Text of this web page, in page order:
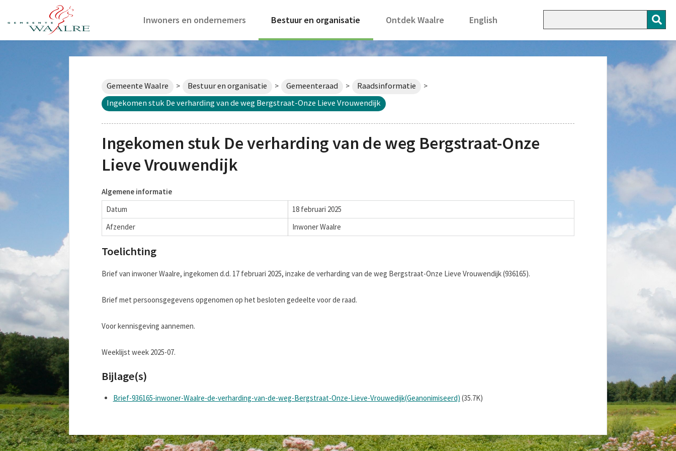
Inwoners en ondernemers Bestuur en organisatie Ontdek Waalre English
Gemeente Waalre > Bestuur en organisatie > Gemeenteraad > Raadsinformatie >
Ingekomen stuk De verharding van de weg Bergstraat-Onze Lieve Vrouwendijk
Ingekomen stuk De verharding van de weg Bergstraat-Onze
Lieve Vrouwendijk
Algemene informatie
Datum
18 februari 2025
Afzender
Inwoner Waalre
Toelichting
Brief van inwoner Waalre, ingekomen d.d. 17 februari 2025, inzake de verharding van de weg Bergstraat-Onze Lieve Vrouwendijk (936165).
Brief met persoonsgegevens opgenomen op het besloten gedeelte voor de raad.
Voor kennisgeving aannemen.
Weeklijst week 2025-07.
Bijlage(s)
Brief-936165-inwoner-Waalre-de-verharding-van-de-weg-Bergstraat-Onze-Lieve-Vrouwedijk(Geanonimiseerd) (35.7K)